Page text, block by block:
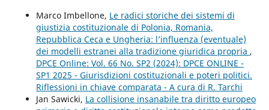
Marco Imbellone, Le radici storiche dei sistemi di
giustizia costituzionale di Polonia, Romania,
Repubblica Ceca e Ungheria: l’influenza (eventuale)
dei modelli estranei alla tradizione giuridica propria ,
DPCE Online: Vol. 66 No. SP2 (2024): DPCE ONLINE -
SP1 2025 - Giurisdizioni costituzionali e poteri politici.
Riflessioni in chiave comparata - A cura di R. Tarchi
Jan Sawicki, La collisione insanabile tra diritto europeo